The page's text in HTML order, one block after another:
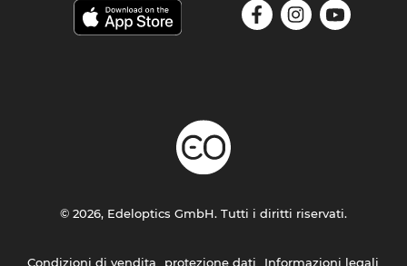
Condizioni di vendita protezione dati Informazioni legali
© 2026, Edeloptics GmbH. Tutti i diritti riservati.